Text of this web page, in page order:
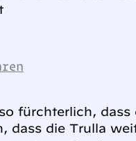
fürchterlich,
dass die Trulla